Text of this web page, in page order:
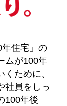
住宅」の
ムが100年
ために、
社員をしっ
100年後